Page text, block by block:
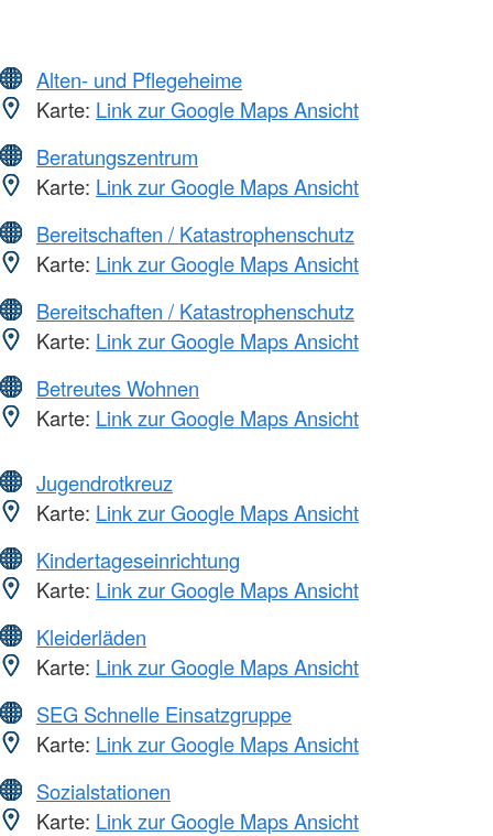
Alten- und Pflegeheime
Karte: Link zur Google Maps Ansicht
Beratungszentrum
Karte: Link zur Google Maps Ansicht
Bereitschaften / Katastrophenschutz
Karte: Link zur Google Maps Ansicht
Bereitschaften / Katastrophenschutz
Karte: Link zur Google Maps Ansicht
Betreutes Wohnen
Karte: Link zur Google Maps Ansicht
Jugendrotkreuz
Karte: Link zur Google Maps Ansicht
Kindertageseinrichtung
Karte: Link zur Google Maps Ansicht
Kleiderläden
Karte: Link zur Google Maps Ansicht
SEG Schnelle Einsatzgruppe
Karte: Link zur Google Maps Ansicht
Sozialstationen
Karte: Link zur Google Maps Ansicht